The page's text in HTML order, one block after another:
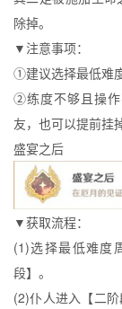
除掉。
▼注意事项：
①建议选择最低难
②练度不够且操作
友，也可以提前挂
盛宴之后
▼获取流程：
(1)选择最低难度
段】。
(2)仆人进入【二